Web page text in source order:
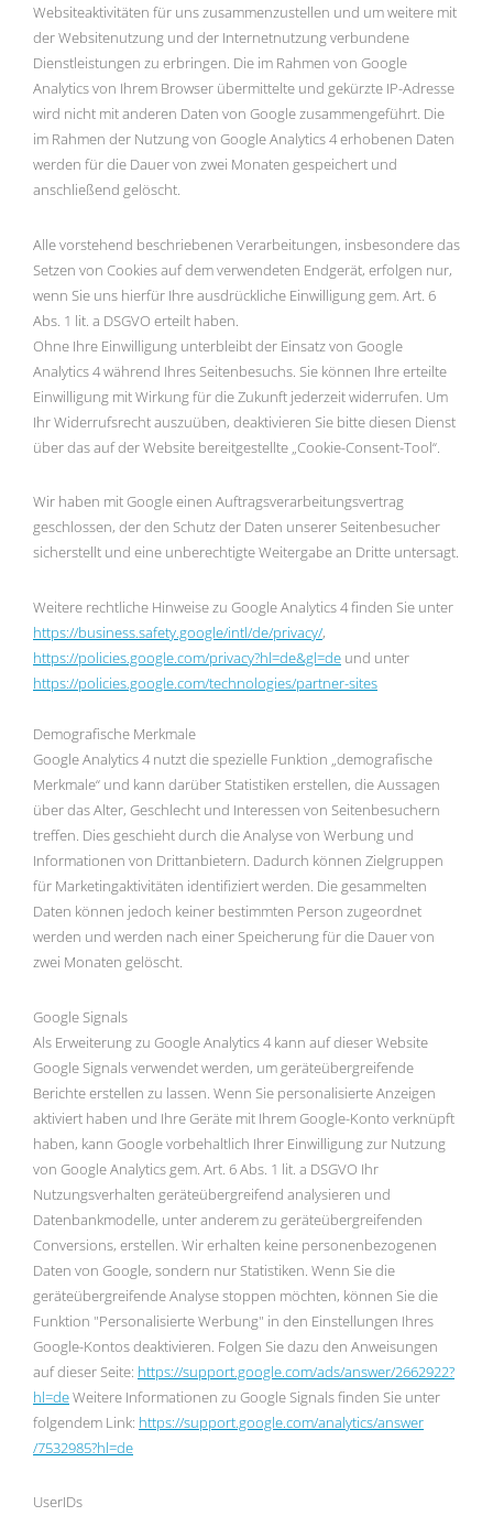
Websiteaktivitäten für uns zusammenzustellen und um weitere mit
der Websitenutzung und der Internetnutzung verbundene
Dienstleistungen zu erbringen. Die im Rahmen von Google
Analytics von Ihrem Browser übermittelte und gekürzte IP-Adresse
wird nicht mit anderen Daten von Google zusammengeführt. Die
im Rahmen der Nutzung von Google Analytics 4 erhobenen Daten
werden für die Dauer von zwei Monaten gespeichert und
anschließend gelöscht.
Alle vorstehend beschriebenen Verarbeitungen, insbesondere das
Setzen von Cookies auf dem verwendeten Endgerät, erfolgen nur,
wenn Sie uns hierfür Ihre ausdrückliche Einwilligung gem. Art. 6
Abs. 1 lit. a DSGVO erteilt haben.
Ohne Ihre Einwilligung unterbleibt der Einsatz von Google
Analytics 4 während Ihres Seitenbesuchs. Sie können Ihre erteilte
Einwilligung mit Wirkung für die Zukunft jederzeit widerrufen. Um
Ihr Widerrufsrecht auszuüben, deaktivieren Sie bitte diesen Dienst
über das auf der Website bereitgestellte „Cookie-Consent-Tool“.
Wir haben mit Google einen Auftragsverarbeitungsvertrag
geschlossen, der den Schutz der Daten unserer Seitenbesucher
sicherstellt und eine unberechtigte Weitergabe an Dritte untersagt.
Weitere rechtliche Hinweise zu Google Analytics 4 finden Sie unter
https://business.safety.google/intl/de/privacy/,
https://policies.google.com/privacy?hl=de&gl=de und unter
https://policies.google.com/technologies/partner-sites
Demografische Merkmale
Google Analytics 4 nutzt die spezielle Funktion „demografische
Merkmale“ und kann darüber Statistiken erstellen, die Aussagen
über das Alter, Geschlecht und Interessen von Seitenbesuchern
treffen. Dies geschieht durch die Analyse von Werbung und
Informationen von Drittanbietern. Dadurch können Zielgruppen
für Marketingaktivitäten identifiziert werden. Die gesammelten
Daten können jedoch keiner bestimmten Person zugeordnet
werden und werden nach einer Speicherung für die Dauer von
zwei Monaten gelöscht.
Google Signals
Als Erweiterung zu Google Analytics 4 kann auf dieser Website
Google Signals verwendet werden, um geräteübergreifende
Berichte erstellen zu lassen. Wenn Sie personalisierte Anzeigen
aktiviert haben und Ihre Geräte mit Ihrem Google-Konto verknüpft
haben, kann Google vorbehaltlich Ihrer Einwilligung zur Nutzung
von Google Analytics gem. Art. 6 Abs. 1 lit. a DSGVO Ihr
Nutzungsverhalten geräteübergreifend analysieren und
Datenbankmodelle, unter anderem zu geräteübergreifenden
Conversions, erstellen. Wir erhalten keine personenbezogenen
Daten von Google, sondern nur Statistiken. Wenn Sie die
geräteübergreifende Analyse stoppen möchten, können Sie die
Funktion "Personalisierte Werbung" in den Einstellungen Ihres
Google-Kontos deaktivieren. Folgen Sie dazu den Anweisungen
auf dieser Seite: https://support.google.com/ads/answer/2662922?
hl=deWeitere Informationen zu Google Signals finden Sie unter
folgendem Link: https://support.google.com/analytics/answer
/7532985?hl=de
UserIDs